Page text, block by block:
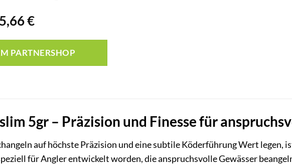
Ursprünglicher
Preis
€
5,66€Aktueller
ist:
5,66 €.
PARTNERSHOP
5gr – Präzision und Finesse für
auf höchste Präzision und eine subtile Köderführung Wert legen,
für Angler entwickelt worden, die anspruchsvolle Gewässer